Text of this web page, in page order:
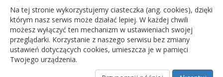
OFICJALNY SERWIS INTERNETOWY GMINY BIAŁOPOLE
Na tej stronie wykorzystujemy ciasteczka (ang. cookies), dzięki
którym nasz serwis może działać lepiej. W każdej chwili
możesz wyłączyć ten mechanizm w ustawieniach swojej
przeglądarki. Korzystanie z naszego serwisu bez zmiany
ustawień dotyczących cookies, umieszcza je w pamięci
Twojego urządzenia.